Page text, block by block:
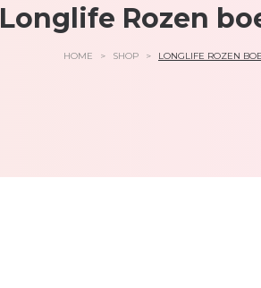
Longlife Rozen
HOME > SHOP > LONGLIFE ROZEN